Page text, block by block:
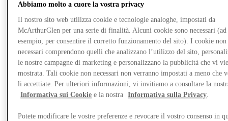
Abbiamo molto a cuore la vostra privacy
Il nostro sito web utilizza cookie e tecnologie analoghe, impostati da
McArthurGlen per una serie di finalità. Alcuni cookie sono necessari (ad
esempio, per consentire il corretto funzionamento del sito). I cookie non
necessari comprendono quelli che analizzano l’utilizzo del sito,
le nostre campagne di marketing e personalizzano la pubblicità che vi
mostrata. Tali cookie non necessari non verranno impostati a meno che
li accettiate. Per ulteriori informazioni, vi invitiamo a consultare la
Informativa sui Cookie e la nostra Informativa sulla Privacy.
Potete modificare le vostre preferenze e revocare il vostro consenso in